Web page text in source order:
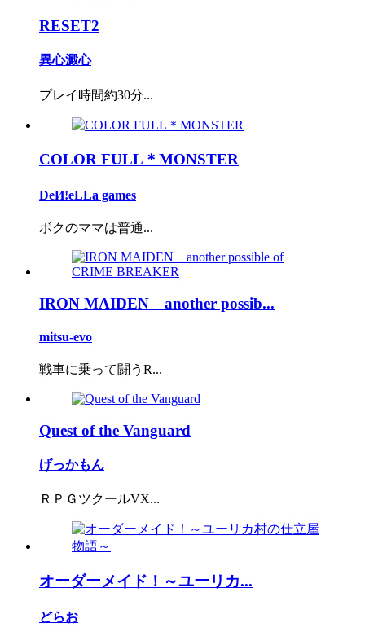
RESET2
異心澱心
プレイ時間約30分...
COLOR FULL＊MONSTER
DeИ!eLLa games
ボクのママは普通...
IRON MAIDEN another possib...
mitsu-evo
戦車に乗って闘うR...
Quest of the Vanguard
げっかもん
ＲＰＧツクールVX...
オーダーメイド！～ユーリカ...
どらお